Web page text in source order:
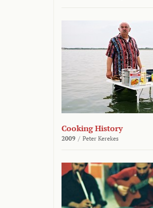
Cooking History
2009 / Peter Kerekes